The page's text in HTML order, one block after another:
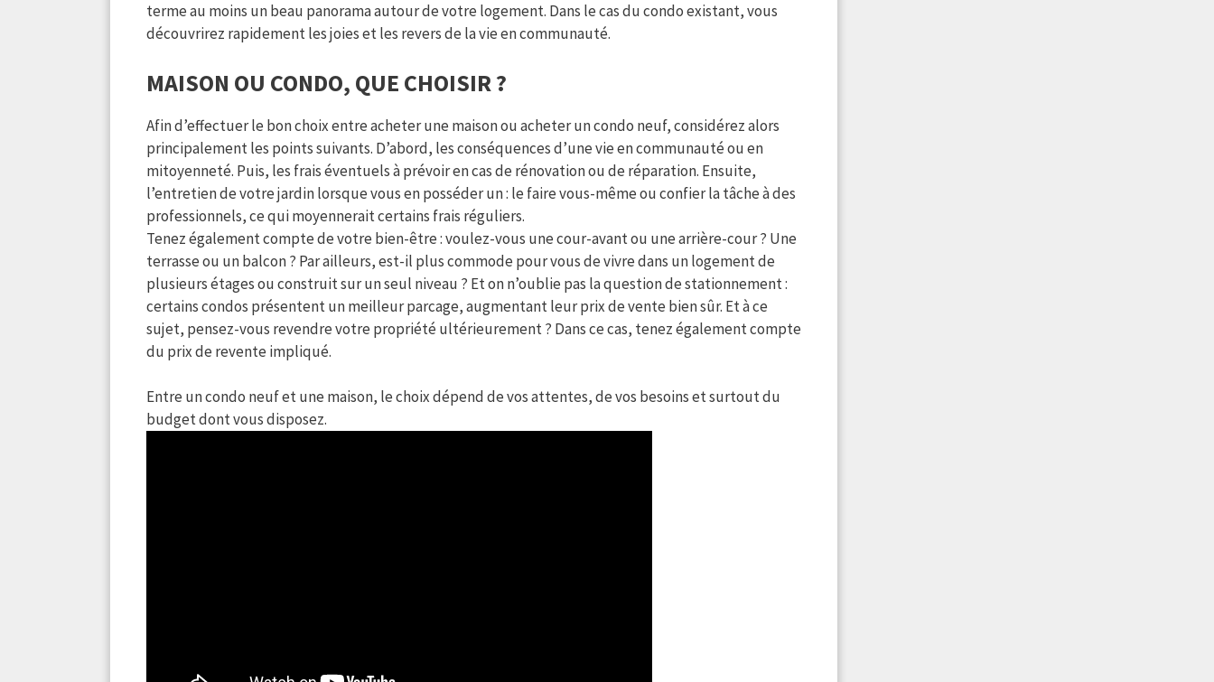
terme au moins un beau panorama autour de votre logement. Dans le cas du condo existant, vous
découvrirez rapidement les joies et les revers de la vie en communauté.
MAISON OU CONDO, QUE CHOISIR ?
Afin d’effectuer le bon choix entre acheter une maison ou acheter un condo neuf, considérez alors
principalement les points suivants. D’abord, les conséquences d’une vie en communauté ou en
mitoyenneté. Puis, les frais éventuels à prévoir en cas de rénovation ou de réparation. Ensuite,
l’entretien de votre jardin lorsque vous en posséder un : le faire vous-même ou confier la tâche à des
professionnels, ce qui moyennerait certains frais réguliers.
Tenez également compte de votre bien-être : voulez-vous une cour-avant ou une arrière-cour ? Une
terrasse ou un balcon ? Par ailleurs, est-il plus commode pour vous de vivre dans un logement de
plusieurs étages ou construit sur un seul niveau ? Et on n’oublie pas la question de stationnement :
certains condos présentent un meilleur parcage, augmentant leur prix de vente bien sûr. Et à ce
sujet, pensez-vous revendre votre propriété ultérieurement ? Dans ce cas, tenez également compte
du prix de revente impliqué.
Entre un condo neuf et une maison, le choix dépend de vos attentes, de vos besoins et surtout du
budget dont vous disposez.